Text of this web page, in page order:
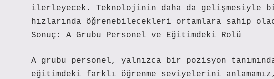
ilerleyecek. Teknolojinin daha da gelişmesiyle
hızlarında öğrenebilecekleri ortamlara sahip
Sonuç: A Grubu Personel ve Eğitimdeki Rolü
A grubu personel, yalnızca bir pozisyon
eğitimdeki farklı öğrenme seviyelerini